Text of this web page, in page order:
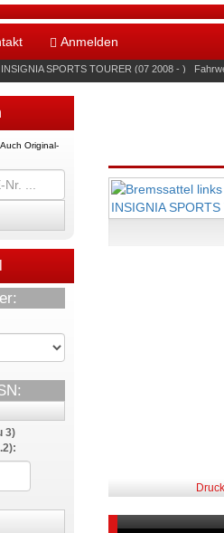
Anmelden
INSIGNIA SPORTS TOURER (07 2008 - )
Original-
3)